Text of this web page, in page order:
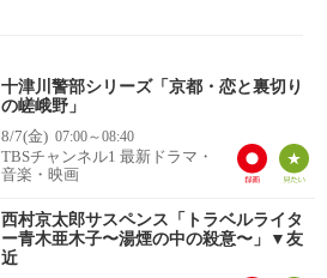
十津川警部シリーズ「京都・恋と裏切り
の嵯峨野」
8/7(金) 07:00～08:40
TBSチャンネル1 最新ドラマ・
音楽・映画
西村京太郎サスペンス「トラベルライタ
ー青木亜木子〜湯煙の中の殺意〜」▼友
近